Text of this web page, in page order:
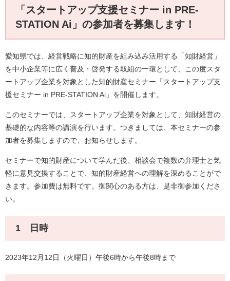
「スタートアップ支援セミナー in PRE-
STATION Ai」の参加者を募集します！
愛知県では、経営戦略に知的財産を組み込み活用する「知財経営」
を中小企業等に広く普及・啓発する取組の一環として、この度スタ
ートアップ企業を対象とした知的財産セミナー「スタートアップ支
援セミナー in PRE-STATION Ai」を開催します。
このセミナーでは、スタートアップ企業を対象として、知財経営の
基礎的な内容等の講演を行います。つきましては、本セミナーの参
加者を募集しますので、お知らせします。
セミナーで知的財産について学んだ後、相談会で複数の弁理士と気
軽に意見交換することで、知的財産経営への理解を深めることがで
きます。参加費は無料です。御関心のある方は、是非御参加くださ
い。
1 日時
2023年12月12日（火曜日）午後6時から午後8時まで